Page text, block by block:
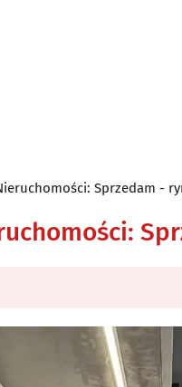
Sprzedam -